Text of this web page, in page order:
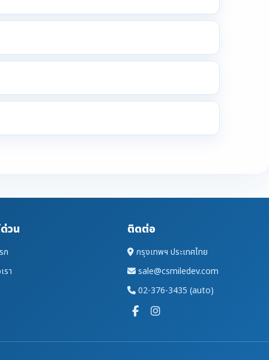
วน
ก
รา
ติดต่อ
กรุงเทพฯ ประเทศไทย
sale@csmiledev.com
02-376-3435 (auto)